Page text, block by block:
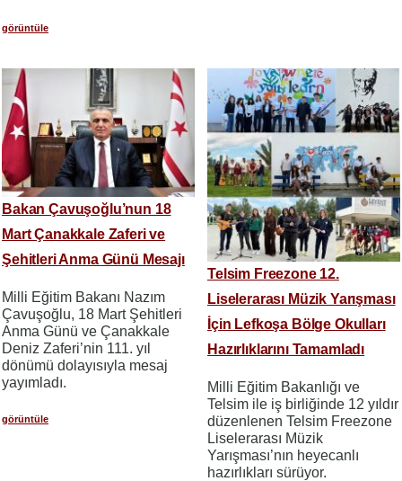
görüntüle
Bakan Çavuşoğlu’nun 18
Mart Çanakkale Zaferi ve
Şehitleri Anma Günü Mesajı
Milli Eğitim Bakanı Nazım
Çavuşoğlu, 18 Mart Şehitleri
Anma Günü ve Çanakkale
Deniz Zaferi’nin 111. yıl
dönümü dolayısıyla mesaj
yayımladı.
görüntüle
Telsim Freezone 12.
Liselerarası Müzik Yarışması
İçin Lefkoşa Bölge Okulları
Hazırlıklarını Tamamladı
Milli Eğitim Bakanlığı ve
Telsim ile iş birliğinde 12 yıldır
düzenlenen Telsim Freezone
Liselerarası Müzik
Yarışması’nın heyecanlı
hazırlıkları sürüyor.